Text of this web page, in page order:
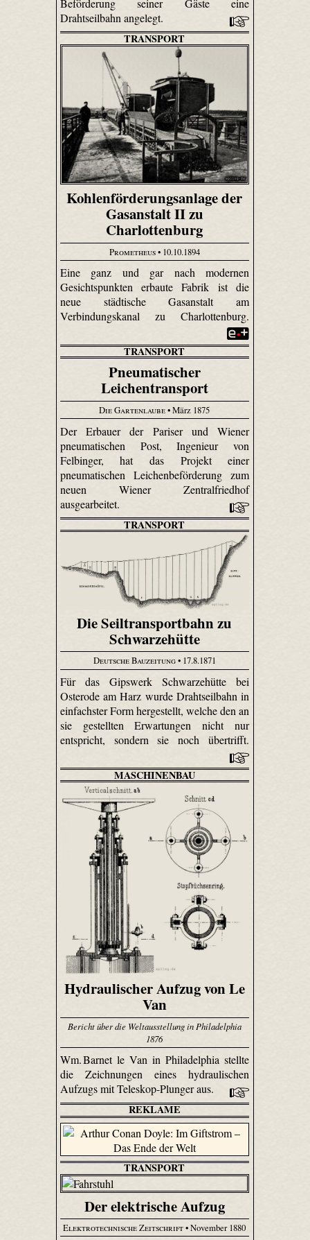
Drahtseilbahn angelegt.
TRANSPORT
Kohlenförderungsanlage der
Gasanstalt II zu
Charlottenburg
Prometheus• 10.10.1894
Eine ganz und gar nach modernen
Gesichtspunkten erbaute Fabrik ist die
neue städtische Gasanstalt am
Verbindungskanal zu Charlottenburg.
TRANSPORT
Pneumatischer
Leichentransport
Die Gartenlaube• März 1875
Der Erbauer der Pariser und Wiener
pneumatischen Post, Ingenieur von
Felbinger, hat das Projekt einer
pneumatischen Leichenbeförderung zum
neuen Wiener Zentralfriedhof
ausgearbeitet.
TRANSPORT
Die Seiltransportbahn zu
Schwarzehütte
Deutsche Bauzeitung• 17.8.1871
Für das Gipswerk Schwarzehütte bei
Osterode am Harz wurde Drahtseilbahn in
einfachster Form hergestellt, welche den an
sie gestellten Erwartungen nicht nur
entspricht, sondern sie noch übertrifft.
MASCHINENBAU
Hydraulischer Aufzug von Le
Van
Bericht über die Weltausstellung in Philadelphia
1876
Wm. Barnet le Van in Philadelphia stellte
die Zeichnungen eines hydraulischen
Aufzugs mit Teleskop-Plunger aus.
REKLAME
TRANSPORT
Der elektrische Aufzug
Elektrotechnische Zeitschrift• November 1880